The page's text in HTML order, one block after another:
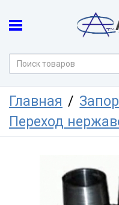
Главная
Переход